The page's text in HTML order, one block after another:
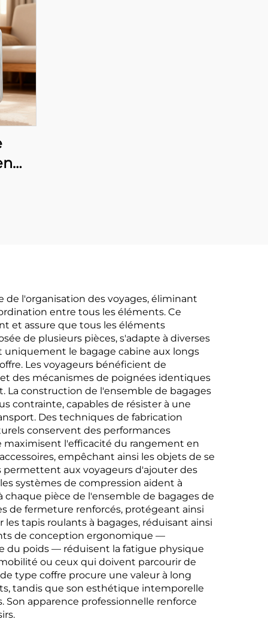
l'organisation des voyages, éliminant
entre tous les éléments. Ce
et assure que tous les éléments
de plusieurs pièces, s'adapte à diverses
uniquement le bagage cabine aux longs
Les voyageurs bénéficient de
des mécanismes de poignées identiques
La construction de l'ensemble de bagages
contrainte, capables de résister à une
Des techniques de fabrication
conservent des performances
maximisent l'efficacité du rangement en
empêchant ainsi les objets de se
aux voyageurs d'ajouter des
systèmes de compression aident à
pièce de l'ensemble de bagages de
de fermeture renforcés, protégeant ainsi
tapis roulants à bagages, réduisant ainsi
de conception ergonomique —
du poids — réduisent la fatigue physique
ou ceux qui doivent parcourir de
type coffre procure une valeur à long
tandis que son esthétique intemporelle
apparence professionnelle renforce